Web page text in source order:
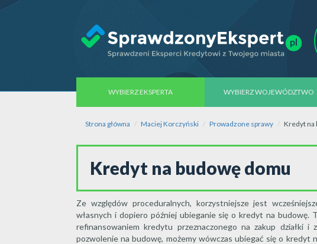
WYBIERZ EKSPERTA WYBIERZ WOJEWÓDZTWO
Strona główna Maciej Korczyński Prowadzone sprawy Kredyt na
Kredyt na budowę domu
Ze względów proceduralnych, korzystniejsze jest
własnych i dopiero później ubieganie się o kredyt na budowę.
refinansowaniem kredytu przeznaczonego na zakup działki
pozwolenie na budowę, możemy wówczas ubiegać się o kredyt